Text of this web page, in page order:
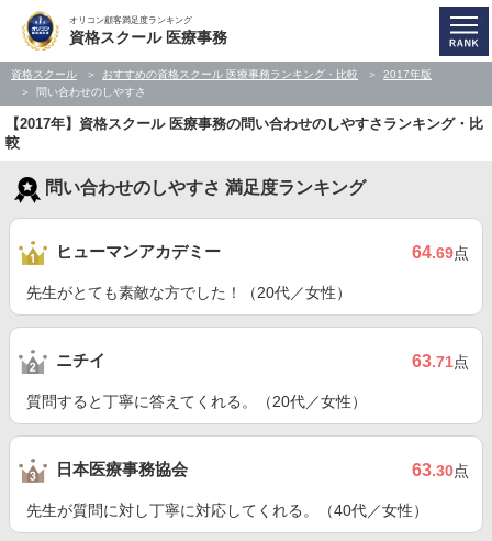
オリコン顧客満足度ランキング
資格スクール 医療事務
資格スクール おすすめの資格スクール 医療事務ランキング・比較
2017年版
問い合わせのしやすさ
【2017年】資格スクール 医療事務の問い合わせのしやすさランキング・比
較
問い合わせのしやすさ 満足度ランキング
ヒューマンアカデミー 64.69点
先生がとても素敵な方でした！（20代／女性）
ニチイ 63.71点
質問すると丁寧に答えてくれる。（20代／女性）
日本医療事務協会 63.30点
先生が質問に対し丁寧に対応してくれる。（40代／女性）